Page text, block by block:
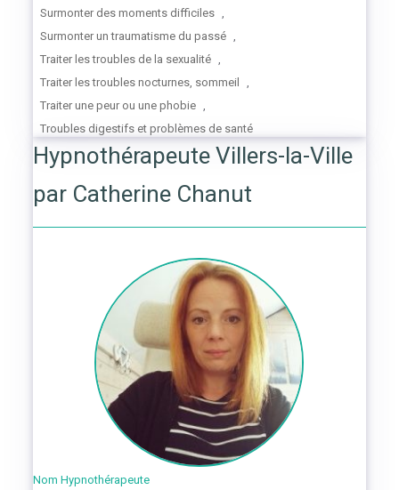
Surmonter des moments difficiles ,
Surmonter un traumatisme du passé ,
Traiter les troubles de la sexualité ,
Traiter les troubles nocturnes, sommeil
,
Traiter une peur ou une phobie ,
Troubles digestifs et problèmes de santé
Hypnothérapeute Villers-la-Ville
par Catherine Chanut
Nom Hypnothérapeute